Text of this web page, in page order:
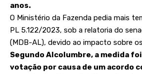
anos.
O Ministério da Fazenda pedia mais
PL 5.122/2023, sob a relatoria do
(MDB-AL), devido ao impacto sobre
Segundo Alcolumbre, a medida
votação por causa de um acordo